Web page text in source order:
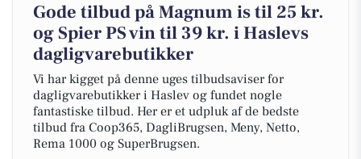
Gode tilbud på Magnum is til 25 kr.
og Spier PS vin til 39 kr. i Haslevs
dagligvarebutikker
Vi har kigget på denne uges tilbudsaviser for
dagligvarebutikker i Haslev og fundet nogle
fantastiske tilbud. Her er et udpluk af de bedste
tilbud fra Coop365, DagliBrugsen, Meny, Netto,
Rema 1000 og SuperBrugsen.